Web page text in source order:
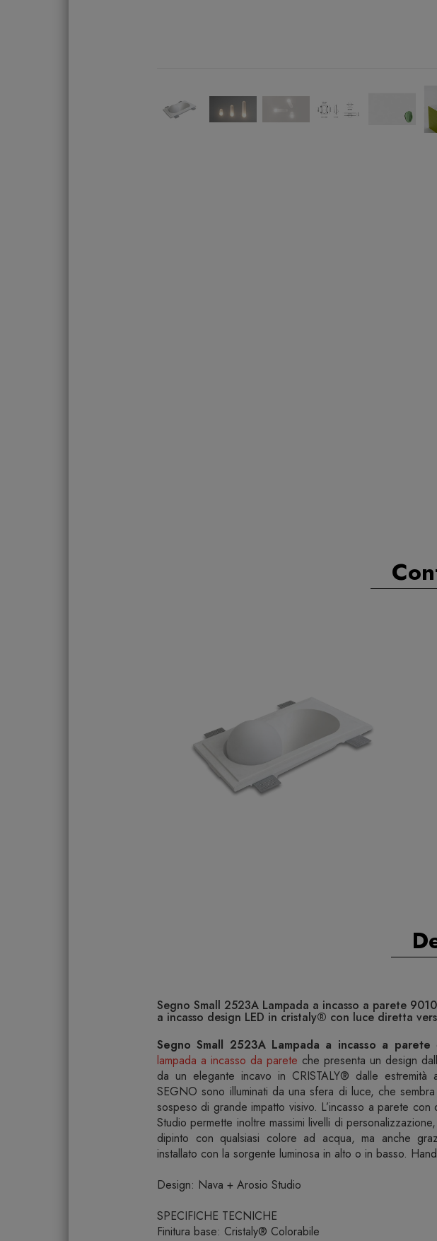
Segno Small 2523A Lampada a incasso a parete
a incasso design LED in cristaly® con luce diretta
Segno Small 2523A Lampada a incasso a parete
lampada a incasso da parete che presenta un design
da un elegante incavo in CRISTALY® dalle estremità
SEGNO sono illuminati da una sfera di luce, che
sospeso di grande impatto visivo. L’incasso a parete
Studio permette inoltre massimi livelli di
dipinto con qualsiasi colore ad acqua, ma anche
installato con la sorgente luminosa in alto o in basso.
Design: Nava + Arosio Studio
SPECIFICHE TECNICHE
Finitura base: Cristaly® Colorabile